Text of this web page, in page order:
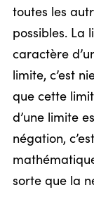
toutes les
possibles. La
caractère
limite, c’est
que cette
d’une limite
négation,
sorte que la